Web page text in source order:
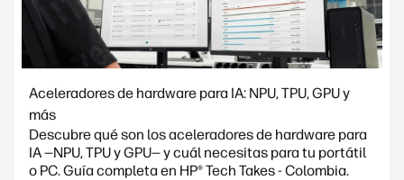
Aceleradores de hardware para IA: NPU, TPU, GPU y
más
Descubre qué son los aceleradores de hardware para
IA —NPU, TPU y GPU— y cuál necesitas para tu portátil
o PC. Guía completa en HP® Tech Takes - Colombia.